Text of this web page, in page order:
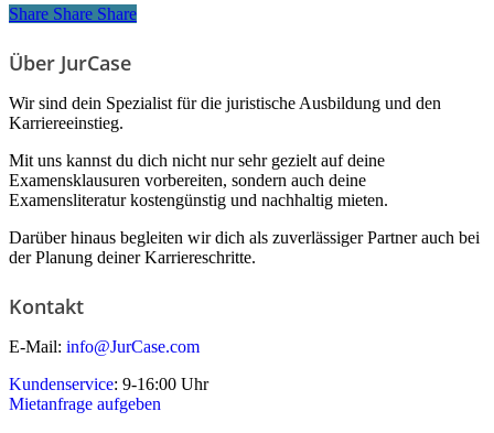
Share
Share Share Share
Über JurCase
Wir sind dein Spezialist für die juristische Ausbildung und den
Karriereeinstieg.
Mit uns kannst du dich nicht nur sehr gezielt auf deine
Examensklausuren vorbereiten, sondern auch deine
Examensliteratur kostengünstig und nachhaltig mieten.
Darüber hinaus begleiten wir dich als zuverlässiger Partner auch bei
der Planung deiner Karriereschritte.
Kontakt
E-Mail: info@JurCase.com
Kundenservice: 9-16:00 Uhr
Mietanfrage aufgeben